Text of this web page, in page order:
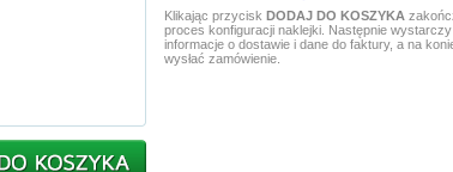
Klikając przycisk DODAJ DO KOSZYKA
proces konfiguracji naklejki. Następnie
informacje o dostawie i dane do faktury, a na
wysłać zamówienie.